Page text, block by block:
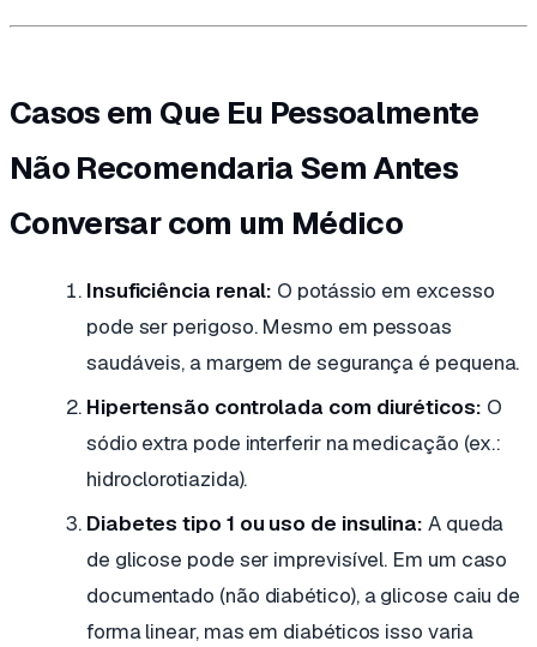
Casos em Que Eu Pessoalmente
Não Recomendaria Sem Antes
Conversar com um Médico
Insuficiência renal: O potássio em excesso
pode ser perigoso. Mesmo em pessoas
saudáveis, a margem de segurança é pequena.
Hipertensão controlada com diuréticos: O
sódio extra pode interferir na medicação (ex.:
hidroclorotiazida).
Diabetes tipo 1 ou uso de insulina: A queda
de glicose pode ser imprevisível. Em um caso
documentado (não diabético), a glicose caiu de
forma linear, mas em diabéticos isso varia